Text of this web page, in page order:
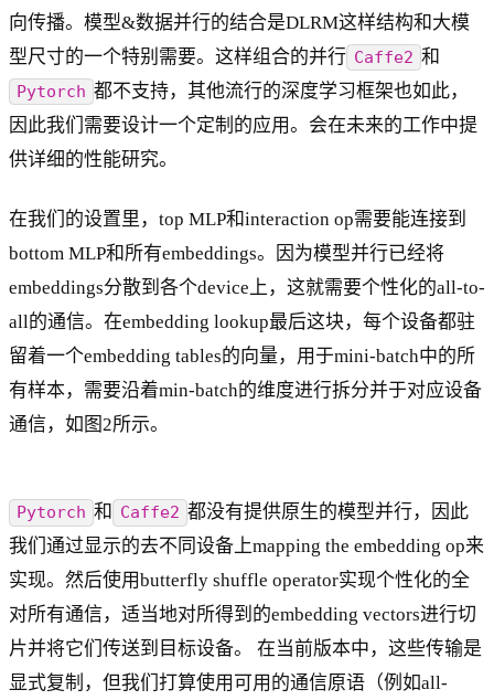
向传播。模型&数据并行的结合是DLRM这样结构和大模
型尺寸的一个特别需要。这样组合的并行 Caffe2 和
Pytorch 都不支持，其他流行的深度学习框架也如此，
因此我们需要设计一个定制的应用。会在未来的工作中提
供详细的性能研究。
在我们的设置里，top MLP和interaction op需要能连接到
bottom MLP和所有embeddings。因为模型并行已经将
embeddings分散到各个device上，这就需要个性化的all-to-
all的通信。在embedding lookup最后这块，每个设备都驻
留着一个embedding tables的向量，用于mini-batch中的所
有样本，需要沿着min-batch的维度进行拆分并于对应设备
通信，如图2所示。
Pytorch 和 Caffe2 都没有提供原生的模型并行，因此
我们通过显示的去不同设备上mapping the embedding op来
实现。然后使用butterfly shuffle operator实现个性化的全
对所有通信，适当地对所得到的embedding vectors进行切
片并将它们传送到目标设备。 在当前版本中，这些传输是
显式复制，但我们打算使用可用的通信原语（例如all-